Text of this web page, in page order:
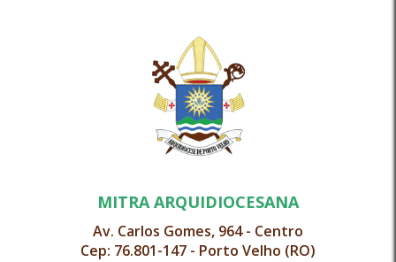
MITRA ARQUIDIOCESANA
Av. Carlos Gomes, 964 - Centro
Cep: 76.801-147 - Porto Velho (RO)